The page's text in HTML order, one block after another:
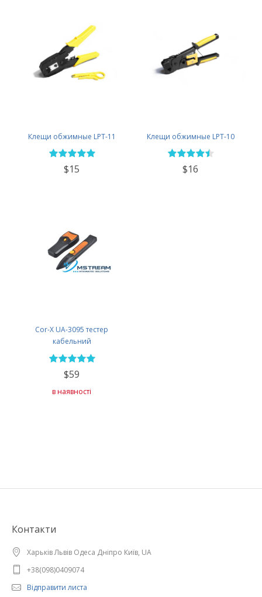
Клещи обжимные LPT-11
$15
Клещи обжимные LPT-10
$16
Cor-X UA-3095 тестер
кабельний
$59
в наявності
Контакти
Харьків Львів Одеса Дніпро Київ, UA
+38(098)0409074
Відправити листа